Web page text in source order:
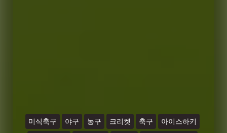
미식축구 야구 농구 크리켓 축구 아이스하키